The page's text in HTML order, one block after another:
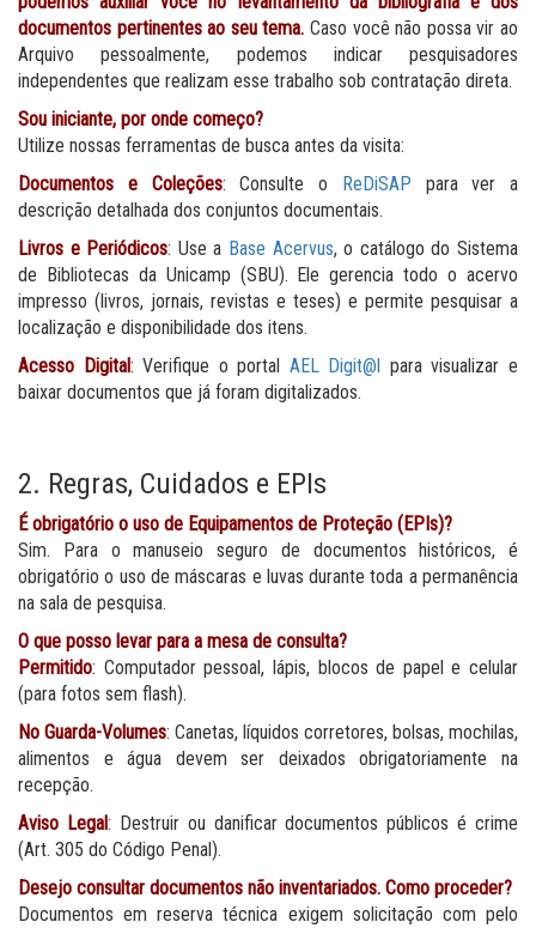
documentos pertinentes ao seu tema. Caso você não possa vir ao
Arquivo pessoalmente, podemos indicar pesquisadores
independentes que realizam esse trabalho sob contratação direta.
Sou iniciante, por onde começo?
Utilize nossas ferramentas de busca antes da visita:
Documentos e Coleções: Consulte o ReDiSAP para ver a
descrição detalhada dos conjuntos documentais.
Livros e Periódicos: Use a Base Acervus, o catálogo do Sistema
de Bibliotecas da Unicamp (SBU). Ele gerencia todo o acervo
impresso (livros, jornais, revistas e teses) e permite pesquisar a
localização e disponibilidade dos itens.
Acesso Digital: Verifique o portal AEL Digit@l para visualizar e
baixar documentos que já foram digitalizados.
2. Regras, Cuidados e EPIs
É obrigatório o uso de Equipamentos de Proteção (EPIs)?
Sim. Para o manuseio seguro de documentos históricos, é
obrigatório o uso de máscaras e luvas durante toda a permanência
na sala de pesquisa.
O que posso levar para a mesa de consulta?
Permitido: Computador pessoal, lápis, blocos de papel e celular
(para fotos sem flash).
No Guarda-Volumes: Canetas, líquidos corretores, bolsas, mochilas,
alimentos e água devem ser deixados obrigatoriamente na
recepção.
Aviso Legal: Destruir ou danificar documentos públicos é crime
(Art. 305 do Código Penal).
Desejo consultar documentos não inventariados. Como proceder?
Documentos em reserva técnica exigem solicitação com pelo